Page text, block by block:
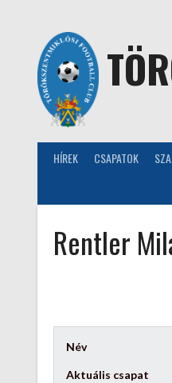
HÍREK CSAPATOK
Rentler
Név
Aktuális csapat